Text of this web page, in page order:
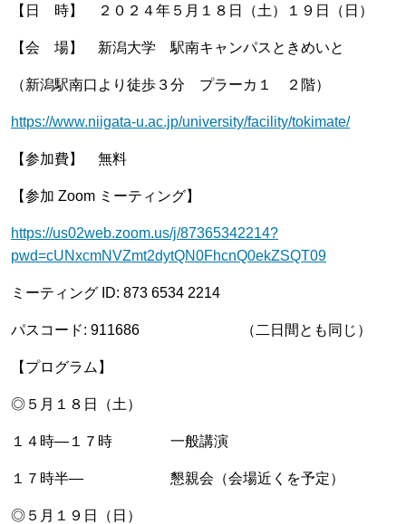
【日 時】 ２０２４年５月１８日（土）１９日（日）
【会 場】 新潟大学 駅南キャンパスときめいと
（新潟駅南口より徒歩３分 プラーカ１ ２階）
https://www.niigata-u.ac.jp/university/facility/tokimate/
【参加費】 無料
【参加 Zoom ミーティング】
https://us02web.zoom.us/j/87365342214?
pwd=cUNxcmNVZmt2dytQN0FhcnQ0ekZSQT09
ミーティング ID: 873 6534 2214
パスコード: 911686 （二日間とも同じ）
【プログラム】
◎５月１８日（土）
１４時―１７時 一般講演
１７時半― 懇親会（会場近くを予定）
◎５月１９日（日）